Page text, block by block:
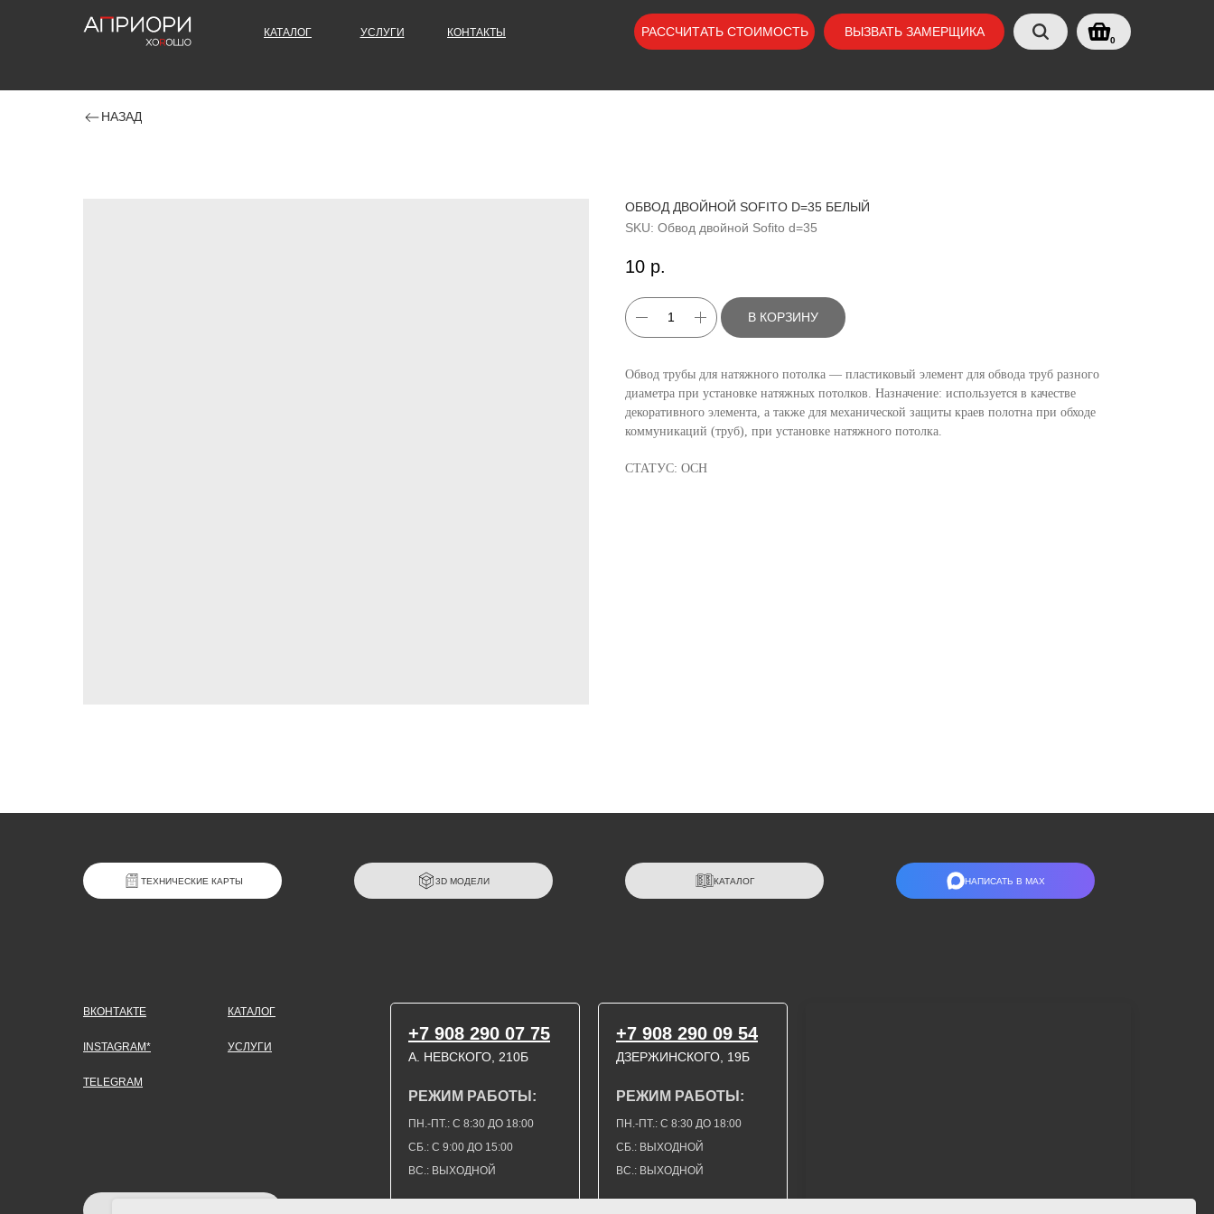
КОНТАКТЫ
УСЛУГИ
КАТАЛОГ ВЫЗВАТЬ ЗАМЕРЩИКА
РАССЧИТАТЬ СТОИМОСТЬ
0
НАЗАД
ОБВОД ДВОЙНОЙ SOFITO D=35 БЕЛЫЙ
SKU: Обвод двойной Sofito d=35
10 р.
В КОРЗИНУ
Обвод трубы для натяжного потолка — пластиковый элемент для обвода труб разного
диаметра при установке натяжных потолков. Назначение: используется в качестве
декоративного элемента, а также для механической защиты краев полотна при обходе
коммуникаций (труб), при установке натяжного потолка.
СТАТУС: ОСН
НАПИСАТЬ В МАХ
КАТАЛОГ
3D МОДЕЛИ
ТЕХНИЧЕСКИЕ КАРТЫ
TELEGRAM
INSTAGRAM*
ВКОНТАКТЕ
ДЗЕРЖИНСКОГО, 19Б
ВС.: ВЫХОДНОЙ
СБ.: С 9:00 ДО 15:00
ПН.-ПТ.: С 8:30 ДО 18:00
А. НЕВСКОГО, 210Б
УСЛУГИ
+7 908 290 09 54
РЕЖИМ РАБОТЫ:
ВС.: ВЫХОДНОЙ
СБ.: ВЫХОДНОЙ
ПН.-ПТ.: С 8:30 ДО 18:00
РЕЖИМ РАБОТЫ:
+7 908 290 07 75
КАТАЛОГ